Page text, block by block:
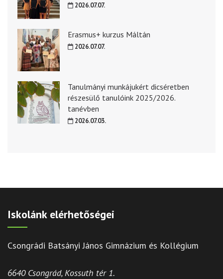
2026.07.07.
Erasmus+ kurzus Máltán
2026.07.07.
Tanulmányi munkájukért dicséretben
részesülő tanulóink 2025/2026.
tanévben
2026.07.03.
Iskolánk elérhetőségei
Csongrádi Batsányi János Gimnázium és Kollégium
6640 Csongrád, Kossuth tér 1.